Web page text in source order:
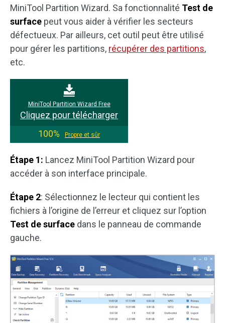
MiniTool Partition Wizard. Sa fonctionnalité Test de
surface peut vous aider à vérifier les secteurs
défectueux. Par ailleurs, cet outil peut être utilisé
pour gérer les partitions, récupérer des partitions,
etc.
MiniTool Partition Wizard Free
Cliquez pour télécharger
100%
Propre et sûr
Étape 1: Lancez MiniTool Partition Wizard pour
accéder à son interface principale.
Étape 2: Sélectionnez le lecteur qui contient les
fichiers à l’origine de l’erreur et cliquez sur l’option
Test de surface dans le panneau de commande
gauche.